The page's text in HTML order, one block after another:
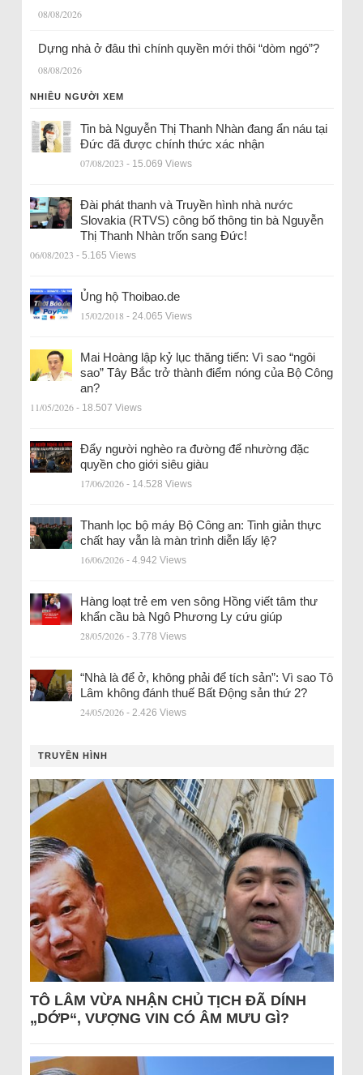
08/08/2026
Dựng nhà ở đâu thì chính quyền mới thôi “dòm ngó”?
08/08/2026
NHIỀU NGƯỜI XEM
Tin bà Nguyễn Thị Thanh Nhàn đang ẩn náu tại
Đức đã được chính thức xác nhận
07/08/2023 - 15.069 Views
Đài phát thanh và Truyền hình nhà nước
Slovakia (RTVS) công bố thông tin bà Nguyễn
Thị Thanh Nhàn trốn sang Đức!
06/08/2023 - 5.165 Views
Ủng hộ Thoibao.de
15/02/2018 - 24.065 Views
Mai Hoàng lập kỷ lục thăng tiến: Vì sao “ngôi
sao” Tây Bắc trở thành điểm nóng của Bộ Công
an?
11/05/2026 - 18.507 Views
Đẩy người nghèo ra đường để nhường đặc
quyền cho giới siêu giàu
17/06/2026 - 14.528 Views
Thanh lọc bộ máy Bộ Công an: Tinh giản thực
chất hay vẫn là màn trình diễn lấy lệ?
16/06/2026 - 4.942 Views
Hàng loạt trẻ em ven sông Hồng viết tâm thư
khẩn cầu bà Ngô Phương Ly cứu giúp
28/05/2026 - 3.778 Views
“Nhà là để ở, không phải để tích sản”: Vì sao Tô
Lâm không đánh thuế Bất Động sản thứ 2?
24/05/2026 - 2.426 Views
TRUYỀN HÌNH
TÔ LÂM VỪA NHẬN CHỦ TỊCH ĐÃ DÍNH
„DỚP“, VƯỢNG VIN CÓ ÂM MƯU GÌ?